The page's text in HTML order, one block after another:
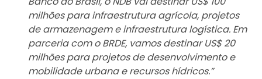
milhões para infraestrutura agrícola, projetos
de armazenagem e infraestrutura logística. Em
parceria com o BRDE, vamos destinar US$ 20
milhões para projetos de desenvolvimento e
mobilidade urbana e recursos hídricos.”